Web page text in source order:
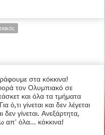
στα κόκκινα!
τον Ολυμπιακό σε
και όλα τα τμήματα
ό,τι γίνεται και δεν λέγεται
δεν γίνεται. Ανεξάρτητα,
απ' όλα... κόκκινα!